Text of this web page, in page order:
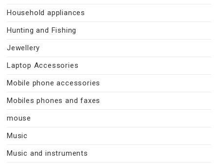
Household appliances
Hunting and Fishing
Jewellery
Laptop Accessories
Mobile phone accessories
Mobiles phones and faxes
mouse
Music
Music and instruments